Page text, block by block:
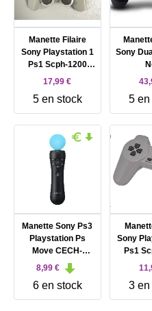
Manette Filaire
Sony Playstation 1
Ps1 Scph-1200
Analogique
17,99 €
5 en stock
Sony
5 en
Manette Sony Ps3
Playstation Ps
Move CECH-
ZCM1E
8,99 €
6 en stock
Sony
Ps1
3 en